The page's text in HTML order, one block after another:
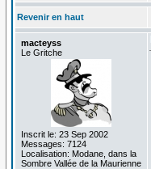
Revenir en haut
macteyss
Le Gritche
Inscrit le: 23 Sep 2002
Messages: 7124
Localisation: Modane, dans la
Sombre Vallée de la Maurienne